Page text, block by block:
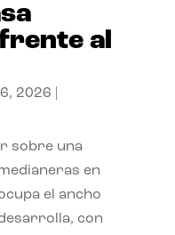
al
2026
sobre una
en
el ancho
con